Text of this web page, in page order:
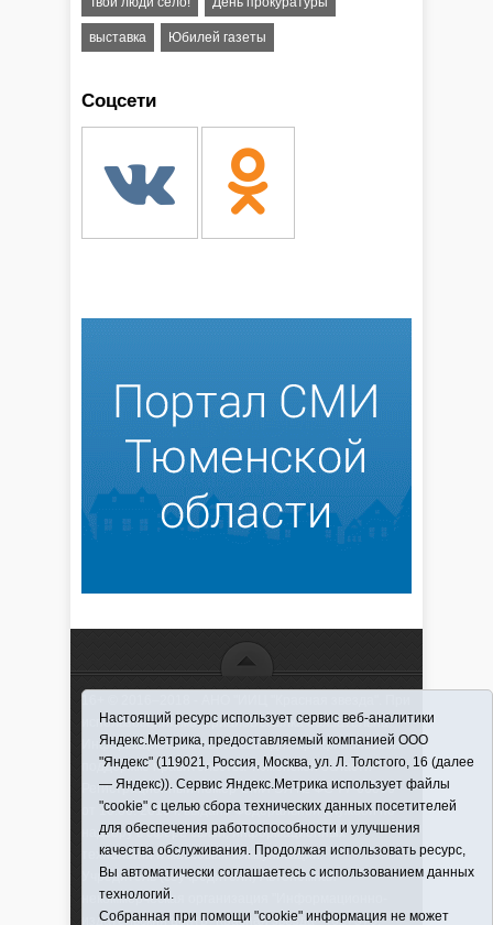
выставка Юбилей газеты
Соцсети
использовании материалов ссылка обязательна
Информационная лента выходит при финансовой
поддержке правительства Тюменской области
Регистрационный номер СМИ ЭЛ № ФС 77-66066
от 10.06. 2016 г. выдано Федеральной службой по
надзору в сфере связи, информационных
технологий и массовых коммуникаций.
Учредитель (соучредители) Автономная
некоммерческая организация "Информационно-
издательский центр "Красная звезда"" (627570,
Настоящий ресурс использует сервис веб-аналитики
Яндекс.Метрика, предоставляемый компанией ООО
"Яндекс" (119021, Россия, Москва, ул. Л. Толстого, 16 (далее
— Яндекс)). Сервис Яндекс.Метрика использует файлы
"cookie" с целью сбора технических данных посетителей
для обеспечения работоспособности и улучшения
качества обслуживания. Продолжая использовать ресурс,
Вы автоматически соглашаетесь с использованием данных
технологий.
Собранная при помощи "cookie" информация не может